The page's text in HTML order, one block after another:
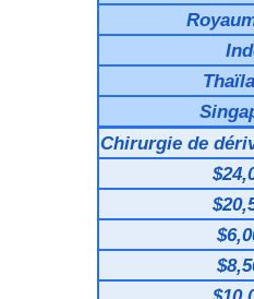
Chirurgie de